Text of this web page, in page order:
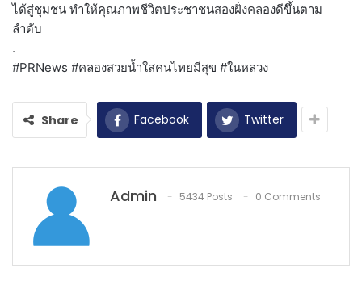
ได้สู่ชุมชน ทำให้คุณภาพชีวิตประชาชนสองฝั่งคลองดีขึ้นตาม
ลำดับ
.
#PRNews #คลองสวยน้ำใสคนไทยมีสุข #ในหลวง
Share Facebook Twitter
Admin 5434 Posts 0 Comments